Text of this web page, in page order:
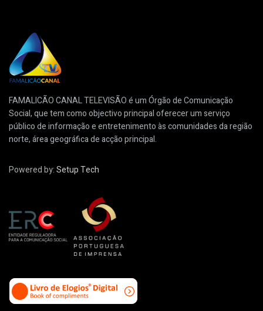
FAMALICÃO CANAL TELEVISÃO é um Órgão de Comunicação
Social, que tem como objectivo principal oferecer um serviço
público de informação e entretenimento às comunidades da região
norte, área geográfica de acção principal.
Powered by:Setup Tech